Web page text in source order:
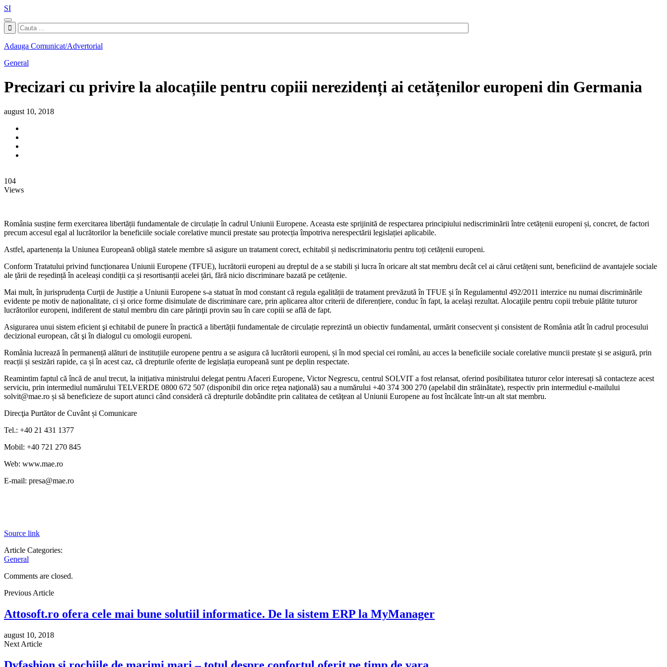
SI
Adauga Comunicat/Advertorial
General
Precizari cu privire la alocațiile pentru copiii nerezidenți ai cetățenilor europeni din Germania
august 10, 2018
104
Views
România susține ferm exercitarea libertății fundamentale de circulație în cadrul Uniunii Europene. Aceasta este sprijinită de respectarea principiului nediscriminării între cetățenii europeni și, concret, de factori
precum accesul egal al lucrătorilor la beneficiile sociale corelative muncii prestate sau protecția împotriva nerespectării legislației aplicabile.
Astfel, apartenența la Uniunea Europeană obligă statele membre să asigure un tratament corect, echitabil și nediscriminatoriu pentru toți cetățenii europeni.
Conform Tratatului privind funcționarea Uniunii Europene (TFUE), lucrătorii europeni au dreptul de a se stabili și lucra în oricare alt stat membru decât cel ai cărui cetățeni sunt, beneficiind de avantajele sociale
ale țării de reședință în aceleași condiții ca și resortisanții acelei țări, fără nicio discriminare bazată pe cetățenie.
Mai mult, în jurisprudența Curții de Justiție a Uniunii Europene s-a statuat în mod constant că regula egalității de tratament prevăzută în TFUE și în Regulamentul 492/2011 interzice nu numai discriminările
evidente pe motiv de naționalitate, ci și orice forme disimulate de discriminare care, prin aplicarea altor criterii de diferențiere, conduc în fapt, la același rezultat. Alocaţiile pentru copii trebuie plătite tuturor
lucrătorilor europeni, indiferent de statul membru din care părinţii provin sau în care copiii se află de fapt.
Asigurarea unui sistem eficient şi echitabil de punere în practică a libertății fundamentale de circulație reprezintă un obiectiv fundamental, urmărit consecvent și consistent de România atât în cadrul procesului
decizional european, cât şi în dialogul cu omologii europeni.
România lucrează în permanență alături de instituțiile europene pentru a se asigura că lucrătorii europeni, și în mod special cei români, au acces la beneficiile sociale corelative muncii prestate și se asigură, prin
reacții și sesizări rapide, ca și în acest caz, că drepturile oferite de legislația europeană sunt pe deplin respectate.
Reamintim faptul că încă de anul trecut, la inițiativa ministrului delegat pentru Afaceri Europene, Victor Negrescu, centrul SOLVIT a fost relansat, oferind posibilitatea tuturor celor interesați să contacteze acest
serviciu, prin intermediul numărului TELVERDE 0800 672 507 (disponibil din orice reţea naţională) sau a numărului +40 374 300 270 (apelabil din străinătate), respectiv prin intermediul e-mailului
solvit@mae.ro și să beneficieze de suport atunci când consideră că drepturile dobândite prin calitatea de cetăţean al Uniunii Europene au fost încălcate într-un alt stat membru.
Direcţia Purtător de Cuvânt și Comunicare
Tel.: +40 21 431 1377
Mobil: +40 721 270 845
Web: www.mae.ro
E-mail: presa@mae.ro
Source link
Article Categories:
General
Comments are closed.
Previous Article
Attosoft.ro ofera cele mai bune solutiil informatice. De la sistem ERP la MyManager
august 10, 2018
Next Article